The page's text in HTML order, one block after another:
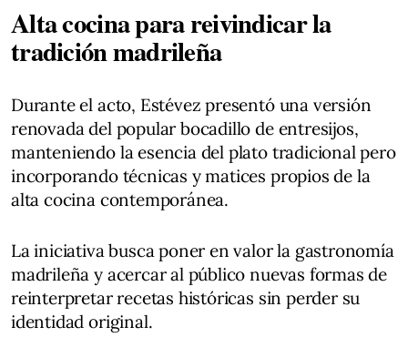
Alta cocina para reivindicar la
tradición madrileña
Durante el acto, Estévez presentó una versión
renovada del popular bocadillo de entresijos,
manteniendo la esencia del plato tradicional pero
incorporando técnicas y matices propios de la
alta cocina contemporánea.
La iniciativa busca poner en valor la gastronomía
madrileña y acercar al público nuevas formas de
reinterpretar recetas históricas sin perder su
identidad original.